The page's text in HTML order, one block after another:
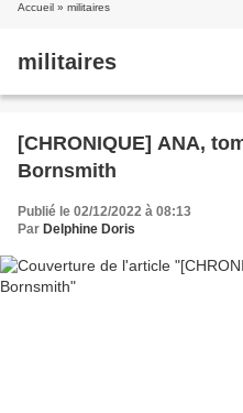
Accueil » militaires
militaires
[CHRONIQUE] ANA,
Bornsmith
Publié le 02/12/2022 à 08:13
Par Delphine Doris